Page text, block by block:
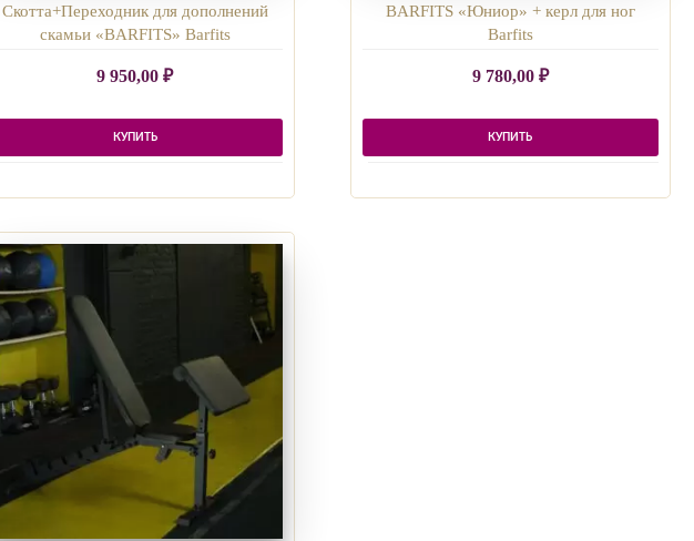
Скотта+Переходник для дополнений
скамьи «BARFITS» Barfits
9 950,00₽
КУПИТЬ
BARFITS «Юниор» + керл для ног
Barfits
9 780,00 ₽
КУПИТЬ